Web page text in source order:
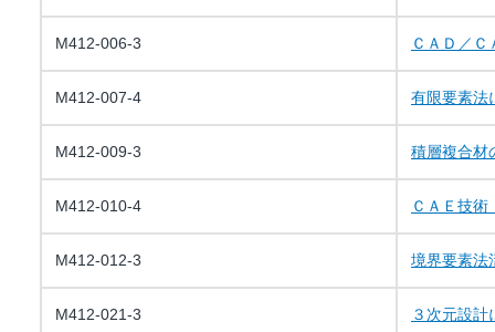
M412-006-3 ＣＡＤ／
M412-007-4 有限要素法
M412-009-3 積層複合材
M412-010-4 ＣＡＥ技術
M412-012-3 境界要素法
M412-021-3 ３次元設計